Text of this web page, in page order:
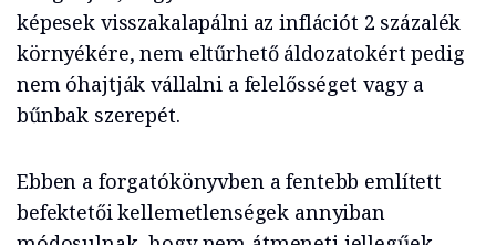
képesek visszakalapálni az inflációt 2 százalék
környékére, nem eltűrhető áldozatokért pedig
nem óhajtják vállalni a felelősséget vagy a
bűnbak szerepét.
Ebben a forgatókönyvben a fentebb említett
befektetői kellemetlenségek annyiban